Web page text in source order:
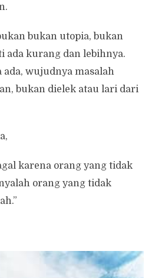
bukan utopia, bukan
ada kurang dan lebihnya.
ada, wujudnya masalah
bukan dielek atau lari dari
karena orang yang tidak
orang yang tidak